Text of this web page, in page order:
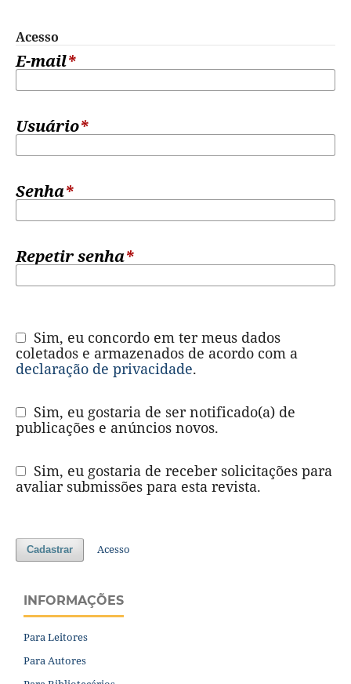
Acesso
E-mail*
Usuário*
Senha*
Repetir senha*
coletados e armazenados de acordo com a
declaração de privacidade.
publicações e anúncios novos.
avaliar submissões para esta revista.
Cadastrar Acesso
INFORMAÇÕES
Para Leitores
Para Autores